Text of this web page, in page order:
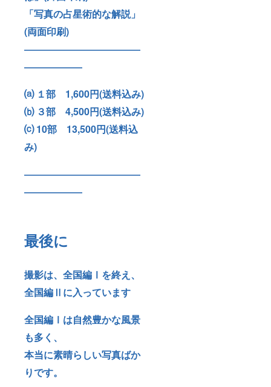
「写真の占星術的な解説」
(両面印刷)
――――――――――――
――――――
⒜ １部 1,600円(送料込み)
⒝ ３部 4,500円(送料込み)
⒞ 10部 13,500円(送料込
み)
――――――――――――
――――――
最後に
撮影は、全国編Ⅰを終え、
全国編Ⅱに入っています
全国編Ⅰは自然豊かな風景
も多く、
本当に素晴らしい写真ばか
りです。